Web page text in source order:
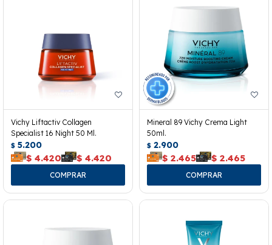
Vichy Liftactiv Collagen
Specialist 16 Night 50 Ml.
$ 5.200
$ 4.420 $ 4.420
Mineral 89 Vichy Crema Light
50ml.
$ 2.900
$ 2.465 $ 2.465